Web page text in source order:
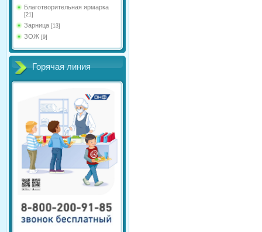
Благотворительная ярмарка
[21]
Зарница [13]
ЗОЖ [9]
Горячая линия